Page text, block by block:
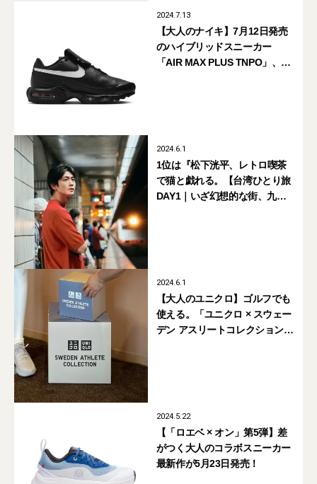
2024.7.13
【大人のナイキ】7月12日発売
のハイブリッドスニーカー
「AIR MAX PLUS TNPO」、融
2024.6.1
1位は『松下洸平、レトロ喫茶
で猫と戯れる。【台湾ひとり旅
DAY1｜いざ幻想的な街、九份
2024.6.1
【大人のユニクロ】ゴルフでも
使える。「ユニクロ × スウェー
デン アスリートコレクション」
2024.5.22
【「ロエベ × オン」第5弾】差
がつく大人のコラボスニーカー
最新作が5月23日発売！